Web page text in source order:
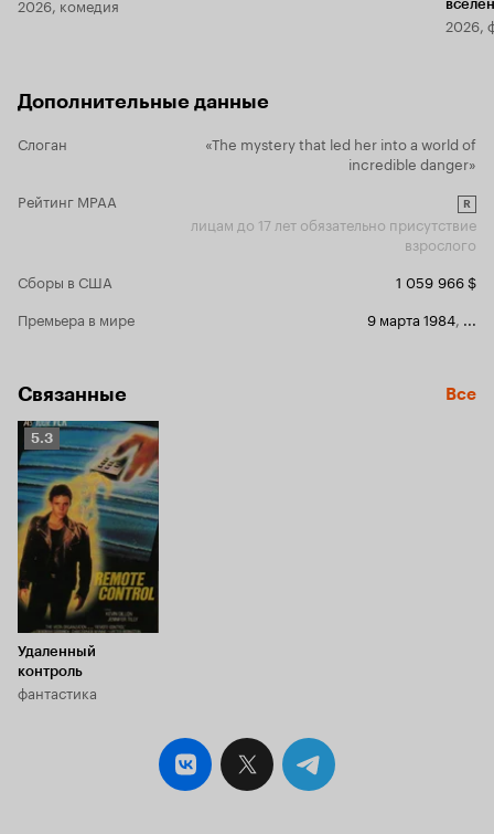
2026,
Дополнительные данные
Слоган
«The mystery that led her into a world of
incredible danger»
Рейтинг MPAA
R
лицам до 17 лет обязательно присутствие
взрослого
Сборы в США
1 059 966 $
Премьера в мире
9 марта 1984
Связанные Все
Рейтинг
Кинопоиска
5.3
5.3
Удаленный
контроль
фантастика